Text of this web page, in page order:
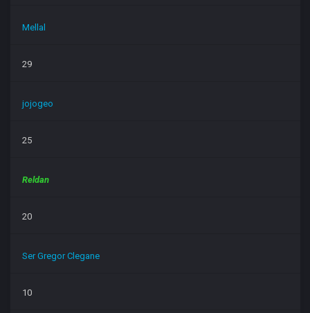
Mellal
29
jojogeo
25
Reldan
20
Ser Gregor Clegane
10